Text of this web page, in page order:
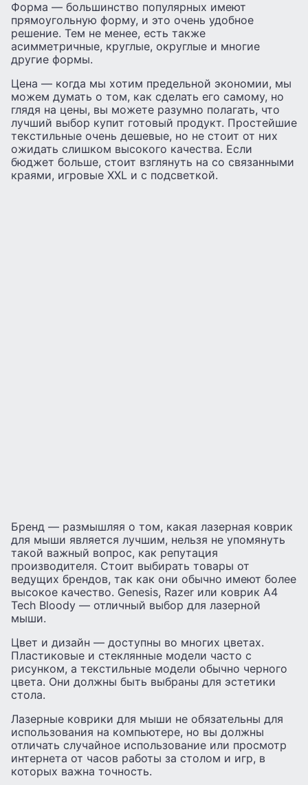
Форма — большинство популярных имеют
прямоугольную форму, и это очень удобное
решение. Тем не менее, есть также
асимметричные, круглые, округлые и многие
другие формы.
Цена — когда мы хотим предельной экономии, мы
можем думать о том, как сделать его самому, но
глядя на цены, вы можете разумно полагать, что
лучший выбор купит готовый продукт. Простейшие
текстильные очень дешевые, но не стоит от них
ожидать слишком высокого качества. Если
бюджет больше, стоит взглянуть на со связанными
краями, игровые XXL и с подсветкой.
Бренд — размышляя о том, какая лазерная коврик
для мыши является лучшим, нельзя не упомянуть
такой важный вопрос, как репутация
производителя. Стоит выбирать товары от
ведущих брендов, так как они обычно имеют более
высокое качество. Genesis, Razer или коврик A4
Tech Bloody — отличный выбор для лазерной
мыши.
Цвет и дизайн — доступны во многих цветах.
Пластиковые и стеклянные модели часто с
рисунком, а текстильные модели обычно черного
цвета. Они должны быть выбраны для эстетики
стола.
Лазерные коврики для мыши не обязательны для
использования на компьютере, но вы должны
отличать случайное использование или просмотр
интернета от часов работы за столом и игр, в
которых важна точность.